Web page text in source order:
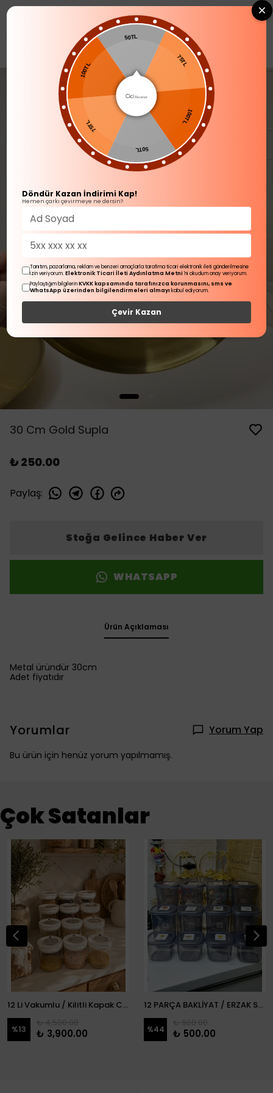
0
30 Cm Gold Supla
₺ 250.00
Paylaş:
Stoğa Gelince Haber Ver
WHATSAPP
Ürün Açıklaması
Metal üründür 30cm
Adet fiyatıdır
Yorumlar Yorum Yap
Bu ürün için henüz yorum yapılmamış.
Çok Satanlar
12 Li Vakumlu / Kilitli Kapak Cam Erzak Kabı / Kavanoz
%13 ₺ 3,900.00
12 PARÇA BAKLİYAT / ERZAK SETİ
%44 ₺ 500.00
50TL
75TL
100TL
50TL
75TL
100TL
Döndür Kazan İndirimi Kap!
Hemen çarkı çevirmeye ne dersin?
Tanıtım, pazarlama, reklam ve benzeri amaçlarla tarafıma ticari elektronik ileti gönderilmesine
izin veriyorum.Elektronik Ticari İleti Aydınlatma Metni 'ni okudum onay veriyorum.
Paylaştığım bilgilerinKVKK kapsamında tarafınızca korunmasını, sms ve
WhatsApp üzerinden bilgilendirmeleri almayı kabul ediyorum.
Çevir Kazan